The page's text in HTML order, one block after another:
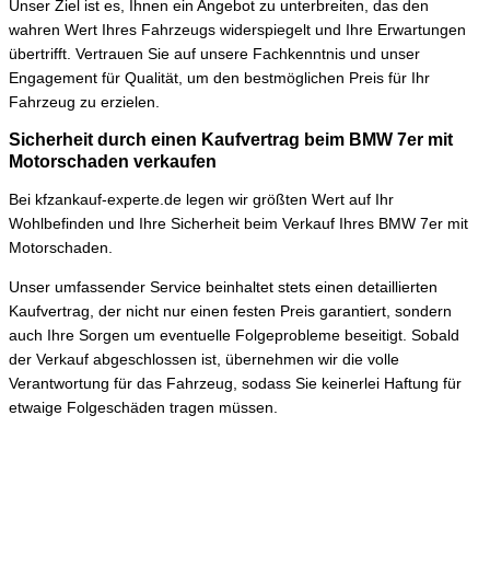
Unser Ziel ist es, Ihnen ein Angebot zu unterbreiten, das den
wahren Wert Ihres Fahrzeugs widerspiegelt und Ihre Erwartungen
übertrifft. Vertrauen Sie auf unsere Fachkenntnis und unser
Engagement für Qualität, um den bestmöglichen Preis für Ihr
Fahrzeug zu erzielen.
Sicherheit durch einen Kaufvertrag beim BMW 7er mit
Motorschaden verkaufen
Bei kfzankauf-experte.de legen wir größten Wert auf Ihr
Wohlbefinden und Ihre Sicherheit beim Verkauf Ihres BMW 7er mit
Motorschaden.
Unser umfassender Service beinhaltet stets einen detaillierten
Kaufvertrag, der nicht nur einen festen Preis garantiert, sondern
auch Ihre Sorgen um eventuelle Folgeprobleme beseitigt. Sobald
der Verkauf abgeschlossen ist, übernehmen wir die volle
Verantwortung für das Fahrzeug, sodass Sie keinerlei Haftung für
etwaige Folgeschäden tragen müssen.